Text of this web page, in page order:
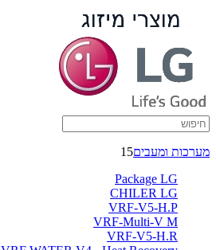
מערכות ומעבים15
Package LG
CHILER LG
VRF-V5-H.P
VRF-Multi-V M
VRF-V5-H.R